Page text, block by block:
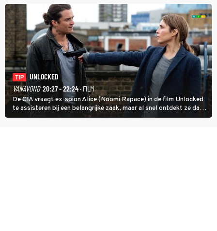
goed kan gebruiken.
TIP
UNLOCKED
VANAVOND 20:27 - 22:24· FILM
De CIA vraagt ex-spion Alice (Noomi Rapace) in de film Unlocked
te assisteren bij een belangrijke zaak, maar al snel ontdekt ze dat
degene die haar aanstelde kwade bedoelingen heeft.